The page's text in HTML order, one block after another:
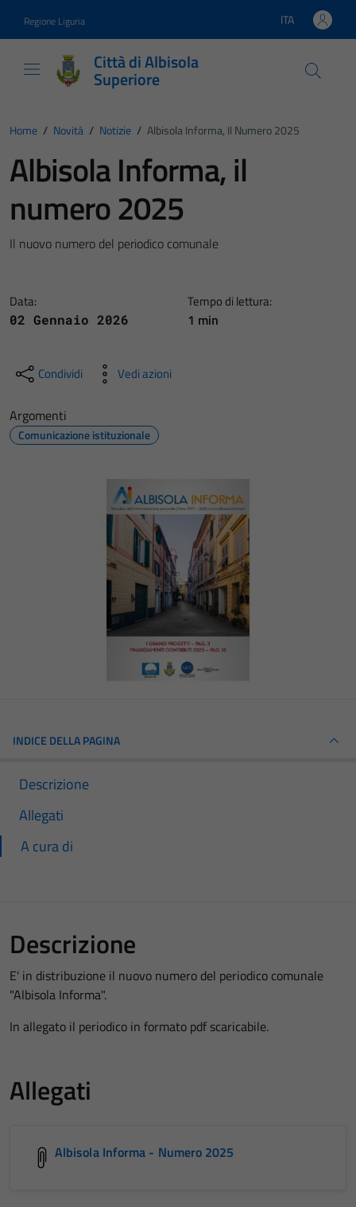
Regione Liguria Lingua attiva:
ITA
Città di Albisola
Superiore
Home / Novità / Notizie / Albisola Informa, Il Numero 2025
Albisola Informa, il
numero 2025
Il nuovo numero del periodico comunale
Data:
02 Gennaio 2026
Tempo di lettura:
1 min
Condividi Vedi azioni
Argomenti
Comunicazione istituzionale
INDICE DELLA PAGINA
Descrizione
Allegati
A cura di
Descrizione
E' in distribuzione il nuovo numero del periodico comunale
"Albisola Informa".
In allegato il periodico in formato pdf scaricabile.
Allegati
Albisola Informa - Numero 2025